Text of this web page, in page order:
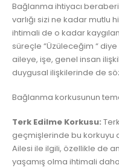
Bağlanma ihtiyacı
varlığı sizi ne kadar mutlu
ihtimali de o kadar
süreçle “Üzüleceğim “
aileye, işe, genel insan
duygusal ilişkilerinde de
Bağlanma korkusunun
Terk Edilme Korkusu:
geçmişlerinde bu korkuyu
Ailesi ile ilgili, özellikle de
yaşamış olma ihtimali